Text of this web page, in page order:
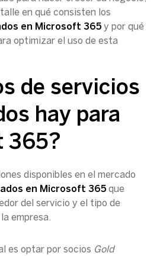
en qué consisten los
en Microsoft 365 y por qué
optimizar el uso de esta
de servicios
hay para
365?
disponibles en el mercado
en Microsoft 365 que
del servicio y el tipo de
empresa.
es optar por socios Gold